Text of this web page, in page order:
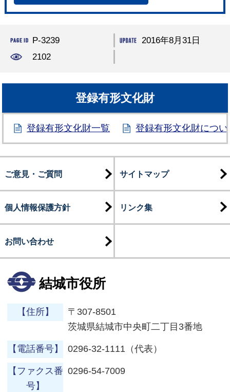
P-3239
2016年8月31日
2102
登録有形文化財
登録有形文化財一覧 登録有形文化財につい
ご意見・ご質問 サイトマップ
個人情報保護方針 リンク集
お問い合わせ
結城市役所
【住所】
〒307-8501
茨城県結城市中央町二丁目3番地
【電話番号】 0296-32-1111（代表）
【ファクス番
号】
0296-54-7009